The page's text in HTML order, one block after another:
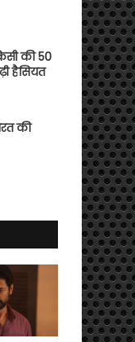
की 50
हैसियत
की